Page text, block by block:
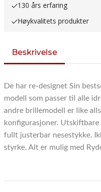
130 års erfaring
Høykvalitets produkter
Beskrivelse
De har re-designet Sin
modell som passer til alle
andre brillemodell er like
konfigurasjoner.
fullt justerbar nesestykke.
styrke. Alt er mulig med